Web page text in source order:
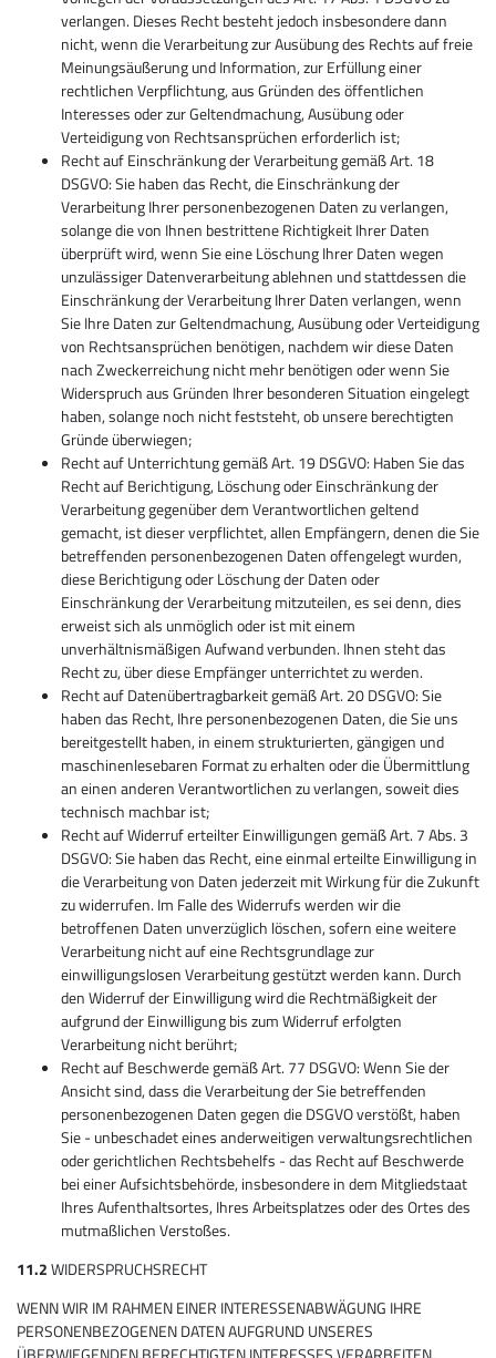
verlangen. Dieses Recht besteht jedoch insbesondere dann
nicht, wenn die Verarbeitung zur Ausübung des Rechts auf freie
Meinungsäußerung und Information, zur Erfüllung einer
rechtlichen Verpflichtung, aus Gründen des öffentlichen
Interesses oder zur Geltendmachung, Ausübung oder
Verteidigung von Rechtsansprüchen erforderlich ist;
Recht auf Einschränkung der Verarbeitung gemäß Art. 18
DSGVO: Sie haben das Recht, die Einschränkung der
Verarbeitung Ihrer personenbezogenen Daten zu verlangen,
solange die von Ihnen bestrittene Richtigkeit Ihrer Daten
überprüft wird, wenn Sie eine Löschung Ihrer Daten wegen
unzulässiger Datenverarbeitung ablehnen und stattdessen die
Einschränkung der Verarbeitung Ihrer Daten verlangen, wenn
Sie Ihre Daten zur Geltendmachung, Ausübung oder Verteidigung
von Rechtsansprüchen benötigen, nachdem wir diese Daten
nach Zweckerreichung nicht mehr benötigen oder wenn Sie
Widerspruch aus Gründen Ihrer besonderen Situation eingelegt
haben, solange noch nicht feststeht, ob unsere berechtigten
Gründe überwiegen;
Recht auf Unterrichtung gemäß Art. 19 DSGVO: Haben Sie das
Recht auf Berichtigung, Löschung oder Einschränkung der
Verarbeitung gegenüber dem Verantwortlichen geltend
gemacht, ist dieser verpflichtet, allen Empfängern, denen die Sie
betreffenden personenbezogenen Daten offengelegt wurden,
diese Berichtigung oder Löschung der Daten oder
Einschränkung der Verarbeitung mitzuteilen, es sei denn, dies
erweist sich als unmöglich oder ist mit einem
unverhältnismäßigen Aufwand verbunden. Ihnen steht das
Recht zu, über diese Empfänger unterrichtet zu werden.
Recht auf Datenübertragbarkeit gemäß Art. 20 DSGVO: Sie
haben das Recht, Ihre personenbezogenen Daten, die Sie uns
bereitgestellt haben, in einem strukturierten, gängigen und
maschinenlesebaren Format zu erhalten oder die Übermittlung
an einen anderen Verantwortlichen zu verlangen, soweit dies
technisch machbar ist;
Recht auf Widerruf erteilter Einwilligungen gemäß Art. 7 Abs. 3
DSGVO: Sie haben das Recht, eine einmal erteilte Einwilligung in
die Verarbeitung von Daten jederzeit mit Wirkung für die Zukunft
zu widerrufen. Im Falle des Widerrufs werden wir die
betroffenen Daten unverzüglich löschen, sofern eine weitere
Verarbeitung nicht auf eine Rechtsgrundlage zur
einwilligungslosen Verarbeitung gestützt werden kann. Durch
den Widerruf der Einwilligung wird die Rechtmäßigkeit der
aufgrund der Einwilligung bis zum Widerruf erfolgten
Verarbeitung nicht berührt;
Recht auf Beschwerde gemäß Art. 77 DSGVO: Wenn Sie der
Ansicht sind, dass die Verarbeitung der Sie betreffenden
personenbezogenen Daten gegen die DSGVO verstößt, haben
Sie - unbeschadet eines anderweitigen verwaltungsrechtlichen
oder gerichtlichen Rechtsbehelfs - das Recht auf Beschwerde
bei einer Aufsichtsbehörde, insbesondere in dem Mitgliedstaat
Ihres Aufenthaltsortes, Ihres Arbeitsplatzes oder des Ortes des
mutmaßlichen Verstoßes.
11.2WIDERSPRUCHSRECHT
WENN WIR IM RAHMEN EINER INTERESSENABWÄGUNG IHRE
PERSONENBEZOGENEN DATEN AUFGRUND UNSERES